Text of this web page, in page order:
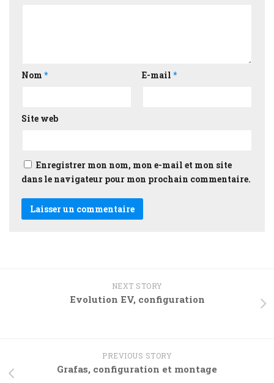
Nom * E-mail *
Site web
Enregistrer mon nom, mon e-mail et mon site
dans le navigateur pour mon prochain commentaire.
NEXT STORY
Evolution EV, configuration
PREVIOUS STORY
Grafas, configuration et montage